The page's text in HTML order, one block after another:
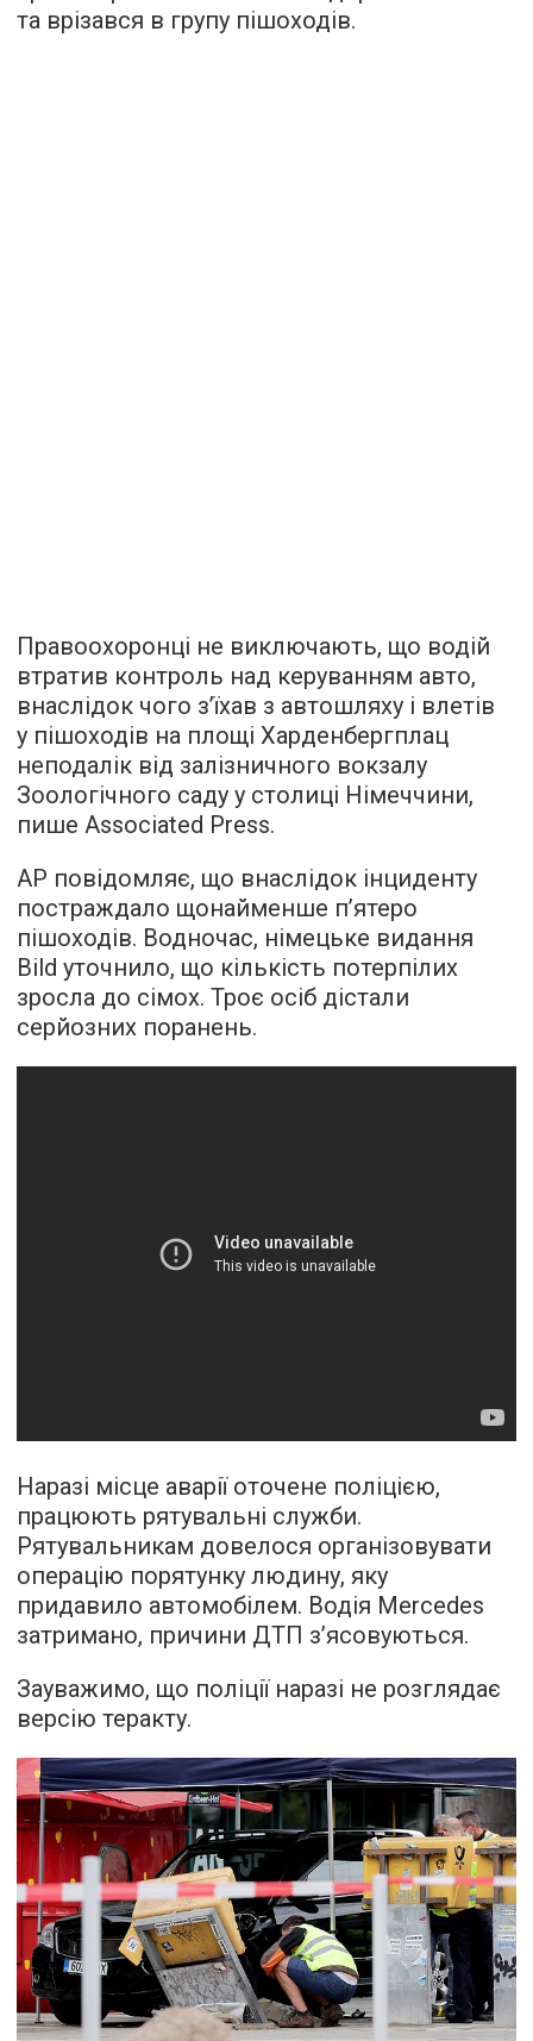
та врізався в групу пішоходів.
Правоохоронці не виключають, що водій
втратив контроль над керуванням авто,
внаслідок чого з’їхав з автошляху і влетів
у пішоходів на площі Харденбергплац
неподалік від залізничного вокзалу
Зоологічного саду у столиці Німеччини,
пише Associated Press.
АР повідомляє, що внаслідок інциденту
постраждало щонайменше п’ятеро
пішоходів. Водночас, німецьке видання
Bild уточнило, що кількість потерпілих
зросла до сімох. Троє осіб дістали
серйозних поранень.
Наразі місце аварії оточене поліцією,
працюють рятувальні служби.
Рятувальникам довелося організовувати
операцію порятунку людину, яку
придавило автомобілем. Водія Mercedes
затримано, причини ДТП з’ясовуються.
Зауважимо, що поліції наразі не розглядає
версію теракту.